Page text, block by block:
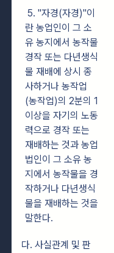
5. "자경(자경)"이
란 농업인이 그 소
유 농지에서 농작물
경작 또는 다년생식
물 재배에 상시 종
사하거나 농작업
(농작업)의 2분의 1
이상을 자기의 노동
력으로 경작 또는
재배하는 것과 농업
법인이 그 소유 농
지에서 농작물을 경
작하거나 다년생식
물을 재배하는 것을
말한다.
다. 사실관계 및 판